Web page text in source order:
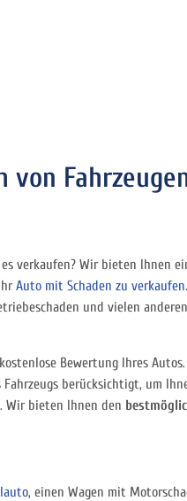
von
verkaufen? Wir bieten Ihnen
Auto mit Schaden zu verkaufen
und vielen anderen
Bewertung Ihres Autos.
berücksichtigt, um
Wir bieten Ihnen den
, einen Wagen mit